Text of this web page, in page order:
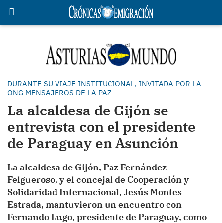
DURANTE SU VIAJE INSTITUCIONAL, INVITADA POR LA
ONG MENSAJEROS DE LA PAZ
La alcaldesa de Gijón se
entrevista con el presidente
de Paraguay en Asunción
La alcaldesa de Gijón, Paz Fernández
Felgueroso, y el concejal de Cooperación y
Solidaridad Internacional, Jesús Montes
Estrada, mantuvieron un encuentro con
Fernando Lugo, presidente de Paraguay, como